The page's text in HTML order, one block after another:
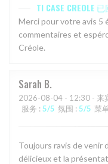
TI CASE CREOLE 已
Merci pour votre avis 5
commentaires et
Créole.
Sarah B
2026-08-04 - 12:30 - 来
服务 : 5/5 氛围 : 5/5 菜
Toujours ravis de venir
délicieux et la